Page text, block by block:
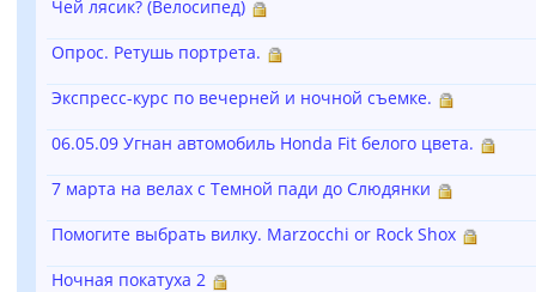
Чей лясик? (Велосипед)
Опрос. Ретушь портрета.
Экспресс-курс по вечерней и ночной съемке.
06.05.09 Угнан автомобиль Honda Fit белого цвета.
7 марта на велах с Темной пади до Слюдянки
Помогите выбрать вилку. Marzocchi or Rock Shox
Ночная покатуха 2